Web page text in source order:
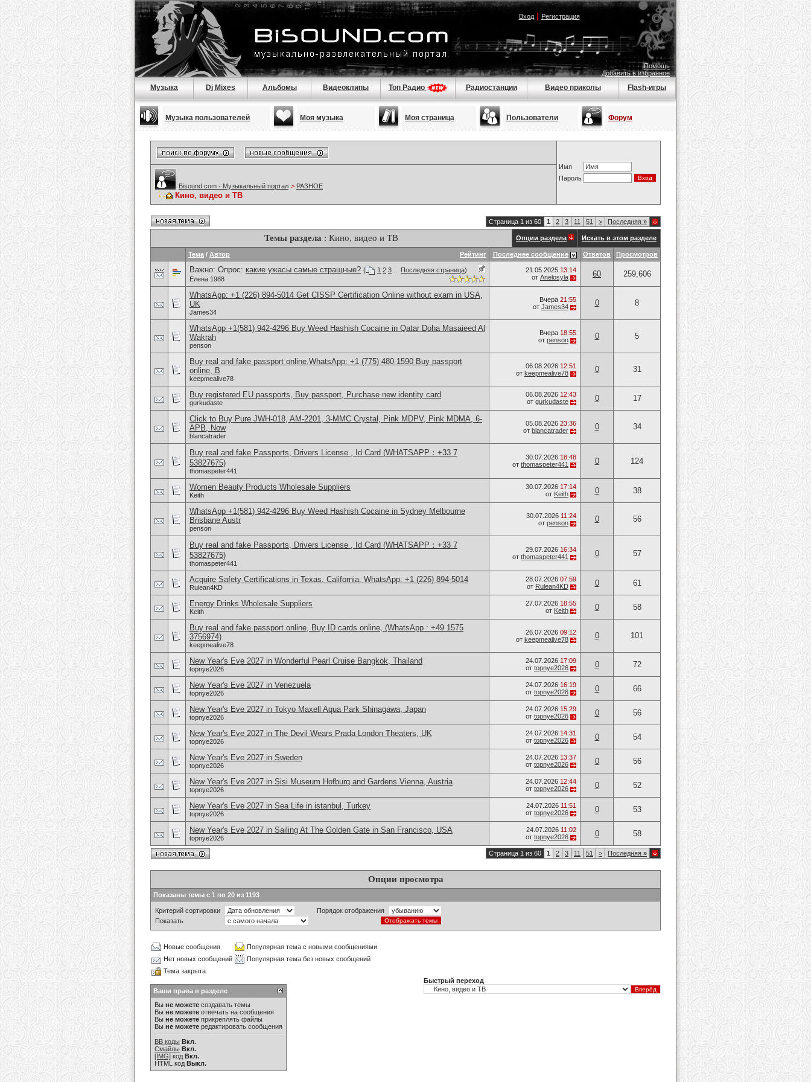
Вход| Регистрация
Помощь
Добавить в избранное
Музыка Dj Mixes Альбомы Видеоклипы Топ Радио Радиостанции Видео приколы Flash-игры
Музыка пользователей Моя музыка Моя страница Пользователи Форум
Имя
Пароль
Bisound.com - Музыкальный портал > РАЗНОЕ
Кино, видео и ТВ
Страница 1 из 60 1 2 3 11 51 > Последняя »
Темы раздела : Кино, видео и ТВ Опции раздела Искать в этом разделе
Рейтинг
Тема / Автор Последнее сообщение Ответов Просмотров
Важно: Опрос: какие ужасы самые стращные? ( 1 2 3 Последняя страница)
Елена 1988
21.05.2025 13:14
от Anelosyla 60 259,606
WhatsApp: +1 (226) 894-5014​ Get CISSP Certification Online without exam in USA,
UK
James34
Вчера 21:55
от James34 0 8
WhatsApp +1(581) 942-4296 Buy Weed Hashish Cocaine in Qatar Doha Masaieed Al
Wakrah
penson
Вчера 18:55
от penson 0 5
Buy real and fake passport online,WhatsApp: +1 (775) 480-1590 Buy passport
online, B
keepmealive78
06.08.2026 12:51
от keepmealive78 0 31
Buy registered EU passports, Buy passport, Purchase new identity card
gurkudaste
06.08.2026 12:43
от gurkudaste 0 17
Click to Buy Pure JWH-018, AM-2201, 3-MMC Crystal, Pink MDPV, Pink MDMA, 6-
APB, Now
blancatrader
05.08.2026 23:36
от blancatrader 0 34
Buy real and fake Passports, Drivers License , Id Card (WHATSAPP：+33 7
53827675)
thomaspeter441
30.07.2026 18:48
от thomaspeter441 0 124
Women Beauty Products Wholesale Suppliers
Keith
30.07.2026 17:14
от Keith 0 38
WhatsApp +1(581) 942-4296 Buy Weed Hashish Cocaine in Sydney Melbourne
Brisbane Austr
penson
30.07.2026 11:24
от penson 0 56
Buy real and fake Passports, Drivers License , Id Card (WHATSAPP：+33 7
53827675)
thomaspeter441
29.07.2026 16:34
от thomaspeter441 0 57
Acquire Safety Certifications in Texas. California. WhatsApp: +1 (226) 894-5014
Rulean4KD
28.07.2026 07:59
от Rulean4KD 0 61
Energy Drinks Wholesale Suppliers
Keith
27.07.2026 18:55
от Keith 0 58
Buy real and fake passport online, Buy ID cards online, (WhatsApp : +49 1575
3756974)
keepmealive78
26.07.2026 09:12
от keepmealive78 0 101
New Year's Eve 2027 in Wonderful Pearl Cruise Bangkok, Thailand
topnye2026
24.07.2026 17:09
от topnye2026 0 72
New Year's Eve 2027 in Venezuela
topnye2026
24.07.2026 16:19
от topnye2026 0 66
New Year's Eve 2027 in Tokyo Maxell Aqua Park Shinagawa, Japan
topnye2026
24.07.2026 15:29
от topnye2026 0 56
New Year's Eve 2027 in The Devil Wears Prada London Theaters, UK
topnye2026
24.07.2026 14:31
от topnye2026 0 54
New Year's Eve 2027 in Sweden
topnye2026
24.07.2026 13:37
от topnye2026 0 56
New Year's Eve 2027 in Sisi Museum Hofburg and Gardens Vienna, Austria
topnye2026
24.07.2026 12:44
от topnye2026 0 52
New Year's Eve 2027 in Sea Life in istanbul, Turkey
topnye2026
24.07.2026 11:51
от topnye2026 0 53
New Year's Eve 2027 in Sailing At The Golden Gate in San Francisco, USA
topnye2026
24.07.2026 11:02
от topnye2026 0 58
Страница 1 из 60 1 2 3 11 51 > Последняя »
Опции просмотра
Показаны темы с 1 по 20 из 1193
Критерий сортировки
Порядок отображения
Показать
Новые сообщения
Популярная тема с новыми сообщениями
Нет новых сообщений
Популярная тема без новых сообщений
Тема закрыта
Ваши права в разделе
Вы не можете создавать темы
Вы не можете отвечать на сообщения
Вы не можете прикреплять файлы
Вы не можете редактировать сообщения
BB коды Вкл.
Смайлы Вкл.
[IMG] код Вкл.
HTML код Выкл.
Быстрый переход